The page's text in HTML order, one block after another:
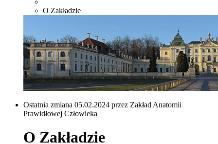
O Zakładzie
Ostatnia zmiana 05.02.2024 przez Zakład Anatomii
Prawidłowej Człowieka
O Zakładzie